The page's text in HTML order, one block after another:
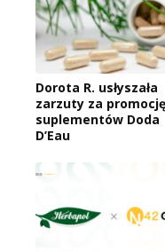
Dorota R. usłyszała
zarzuty za promocję
suplementów Doda
D’Eau